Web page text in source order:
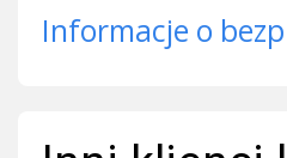
Informacje o